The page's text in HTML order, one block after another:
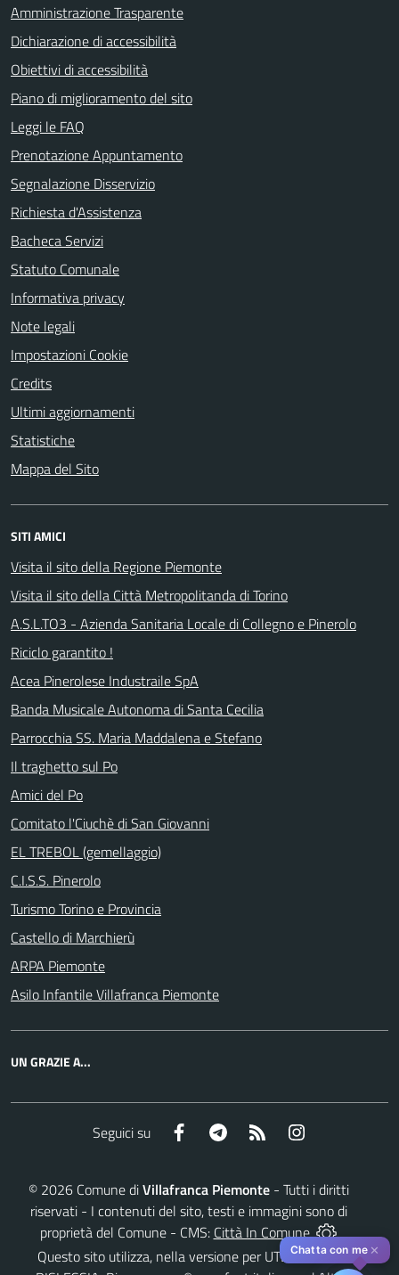
Amministrazione Trasparente
Dichiarazione di accessibilità
Obiettivi di accessibilità
Piano di miglioramento del sito
Leggi le FAQ
Prenotazione Appuntamento
Segnalazione Disservizio
Richiesta d'Assistenza
Bacheca Servizi
Statuto Comunale
Informativa privacy
Note legali
Impostazioni Cookie
Credits
Ultimi aggiornamenti
Statistiche
Mappa del Sito
SITI AMICI
Visita il sito della Regione Piemonte
Visita il sito della Città Metropolitanda di Torino
A.S.L.TO3 - Azienda Sanitaria Locale di Collegno e Pinerolo
Riciclo garantito !
Acea Pinerolese Industraile SpA
Banda Musicale Autonoma di Santa Cecilia
Parrocchia SS. Maria Maddalena e Stefano
Il traghetto sul Po
Amici del Po
Comitato l'Ciuchè di San Giovanni
EL TREBOL (gemellaggio)
C.I.S.S. Pinerolo
Turismo Torino e Provincia
Castello di Marchierù
ARPA Piemonte
Asilo Infantile Villafranca Piemonte
UN GRAZIE A...
Seguici su Facebook Telegram RSS
© 2026 Comune diVillafranca Piemonte - Tutti i diritti
riservati - I contenuti del sito, testi e immagini sono di
proprietà del Comune - CMS: Città In Comune
Questo sito utilizza, nella versione per UTENTI CON
Chatta con me ✕